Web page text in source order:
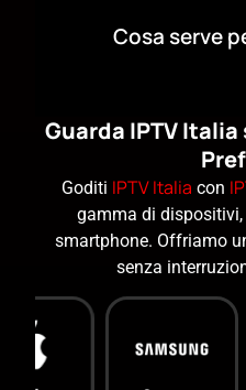
Cosa serve
Guarda IPTV
Goditi IPTV Italia con
gamma di
smartphone. Offriamo
senza